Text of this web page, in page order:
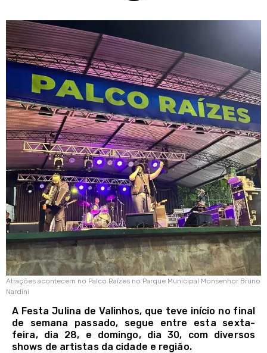
Atrações acontecem no Palco Raízes no Parque Municipal Monsenhor Bruno
Nardini
A Festa Julina de Valinhos, que teve início no final
de semana passado, segue entre esta sexta-
feira, dia 28, e domingo, dia 30, com diversos
shows de artistas da cidade e região.